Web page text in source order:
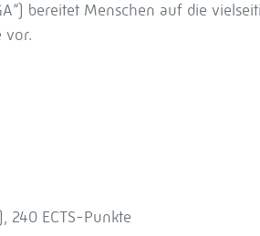
bereitet Menschen auf die
vor.
240 ECTS-Punkte